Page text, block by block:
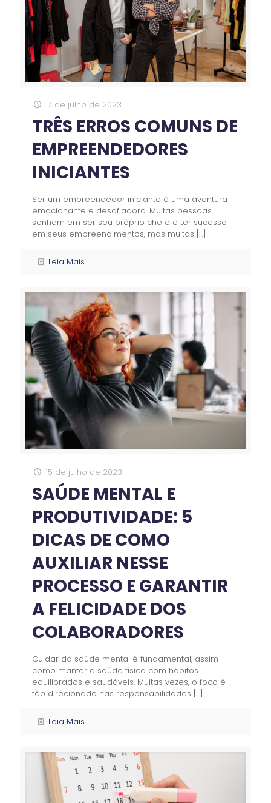
17 de julho de 2023
TRÊS ERROS COMUNS DE
EMPREENDEDORES
INICIANTES
Ser um empreendedor iniciante é uma aventura
emocionante e desafiadora. Muitas pessoas
sonham em ser seu próprio chefe e ter sucesso
em seus empreendimentos, mas muitas […]
Leia Mais
15 de julho de 2023
SAÚDE MENTAL E
PRODUTIVIDADE: 5
DICAS DE COMO
AUXILIAR NESSE
PROCESSO E GARANTIR
A FELICIDADE DOS
COLABORADORES
Cuidar da saúde mental é fundamental, assim
como manter a saúde física com hábitos
equilibrados e saudáveis. Muitas vezes, o foco é
tão direcionado nas responsabilidades […]
Leia Mais